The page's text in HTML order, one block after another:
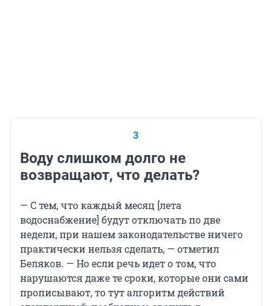
3
Воду слишком долго не
возвращают, что делать?
— С тем, что каждый месяц [лета
водоснабжение] будут отключать по две
недели, при нашем законодательстве ничего
практически нельзя сделать, — отметил
Беляков. — Но если речь идет о том, что
нарушаются даже те сроки, которые они сами
прописывают, то тут алгоритм действий